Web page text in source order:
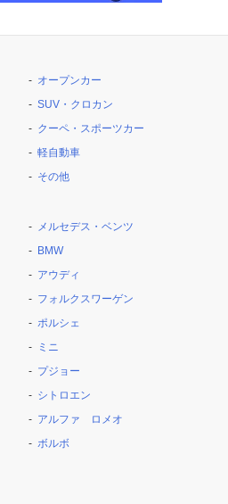
オープンカー
SUV・クロカン
クーペ・スポーツカー
軽自動車
その他
メルセデス・ベンツ
BMW
アウディ
フォルクスワーゲン
ポルシェ
ミニ
プジョー
シトロエン
アルファ ロメオ
ボルボ